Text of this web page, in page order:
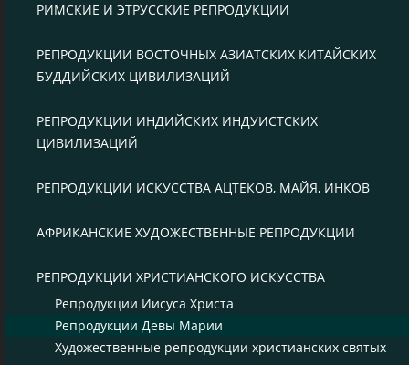
РИМСКИЕ И ЭТРУССКИЕ РЕПРОДУКЦИИ
РЕПРОДУКЦИИ ВОСТОЧНЫХ АЗИАТСКИХ КИТАЙСКИХ
БУДДИЙСКИХ ЦИВИЛИЗАЦИЙ
РЕПРОДУКЦИИ ИНДИЙСКИХ ИНДУИСТСКИХ
ЦИВИЛИЗАЦИЙ
РЕПРОДУКЦИИ ИСКУССТВА АЦТЕКОВ, МАЙЯ, ИНКОВ
АФРИКАНСКИЕ ХУДОЖЕСТВЕННЫЕ РЕПРОДУКЦИИ
РЕПРОДУКЦИИ ХРИСТИАНСКОГО ИСКУССТВА
Репродукции Иисуса Христа
Репродукции Девы Марии
Художественные репродукции христианских святых